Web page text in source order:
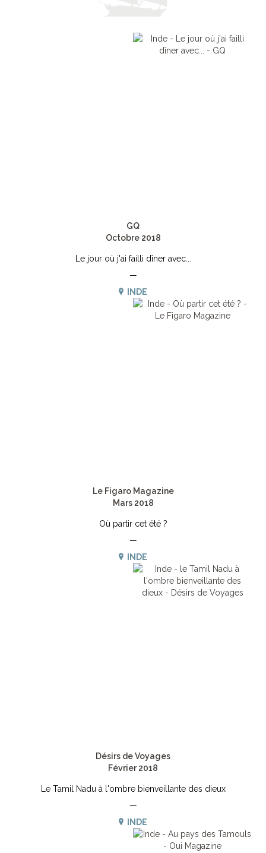
GQ
Octobre 2018
Le jour où j'ai failli dîner avec...
—
INDE
Le Figaro Magazine
Mars 2018
Où partir cet été ?
—
INDE
Désirs de Voyages
Février 2018
Le Tamil Nadu à l'ombre bienveillante des dieux
—
INDE